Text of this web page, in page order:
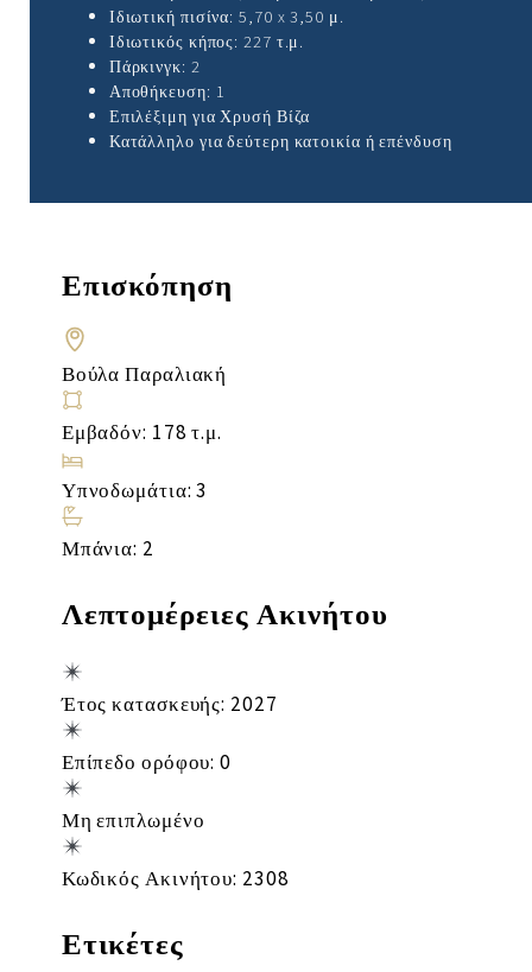
Ιδιωτική πισίνα: 5,70 x 3,50 μ.
Ιδιωτικός κήπος: 227 τ.μ.
Πάρκινγκ: 2
Αποθήκευση: 1
Επιλέξιμη για Χρυσή Βίζα
Κατάλληλο για δεύτερη κατοικία ή επένδυση
Επισκόπηση
Βούλα Παραλιακή
Εμβαδόν: 178 τ.μ.
Υπνοδωμάτια: 3
Μπάνια: 2
Λεπτομέρειες Ακινήτου
Έτος κατασκευής: 2027
Επίπεδο ορόφου: 0
Μη επιπλωμένο
Κωδικός Ακινήτου: 2308
Ετικέτες